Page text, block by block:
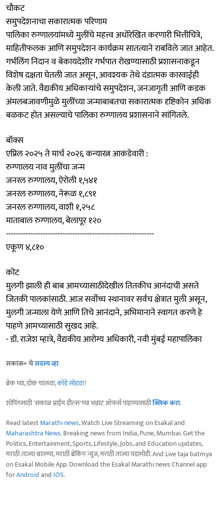
चौकट
समुपदेशनाचा सकारात्मक परिणाम
पालिका रुग्णालयांमध्ये मुलींचे महत्त्व अधोरेखित करणारी भित्तीचित्रे,
माहितीफलक आणि समुपदेशन कार्यक्रम सातत्याने राबविले जात आहेत.
गर्भलिंग निदान व बेकायदेशीर गर्भपात रोखण्यासाठी प्रशासनाकडून
विशेष दक्षता घेतली जात असून, आवश्यक तेथे दंडात्मक कारवाईही
केली जाते. वैद्यकीय अधिकाऱ्यांचे समुपदेशन, जनजागृती आणि कडक
अंमलबजावणीमुळे मुलींच्या जन्माबाबतचा सकारात्मक दृष्टिकोन अधिक
बळकट होत असल्याचे पालिका रुग्णालय प्रशासनाने सांगितले.
बॉक्स
एप्रिल २०२५ ते मार्च २०२६ कन्यारत्न आकडेवारी :
रुग्णालय नाव मुलींचा जन्म
जनरल रुग्णालय, ऐरोली १,५४१
जनरल रुग्णालय, नेरूळ १,८९१
जनरल रुग्णालय, वाशी १,२५८
माताबाल रुग्णालय, बेलापूर १२०
------------------------------------------------------------
एकूण ४,८१०
कोट
मुलगी झाली ही बाब आमच्यासाठीदेखील तितकीच आनंदाची असते
जितकी पालकांसाठी. आज सर्वोच्च स्थानावर सर्वच क्षेत्रात मुली असून,
मुलगी जन्माला येणे आणि तिचे आनंदाने, अभिमानाने स्वागत करणे हे
पाहणे आमच्यासाठी सुखद आहे.
- डॉ. राजेश म्हात्रे, वैद्यकीय आरोग्य अधिकारी, नवी मुंबई महापालिका
सकाळ+ चेसदस्य व्हा
ब्रेक घ्या, डोकं चालवा,कोडे सोडवा!
शॉपिंगसाठी 'सकाळ प्राईम डील्स'च्या भन्नाट ऑफर्स पाहण्यासाठीक्लिक करा.
Read latestMarathi news, Watch Live Streaming on Esakal and
Maharashtra News. Breaking news from India, Pune, Mumbai. Get the
Politics, Entertainment, Sports, Lifestyle, Jobs, and Education updates,
मराठी ताज्या बातम्या, मराठी ब्रेकिंग न्यूज, मराठी ताज्या घडामोडी. And Live taja batmya
on Esakal Mobile App. Download the Esakal Marathi news Channel app
forAndroidand IOS.